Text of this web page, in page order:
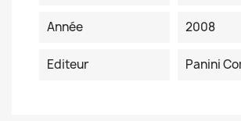
Année 2008
Editeur Panini